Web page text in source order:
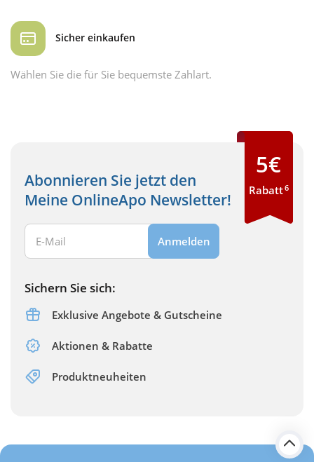
Sicher einkaufen
Wählen Sie die für Sie bequemste Zahlart.
Abonnieren Sie jetzt den
Meine OnlineApo Newsletter!
Ihre E-Mail Adresse:
Anmelden
Sichern Sie sich:
Exklusive Angebote & Gutscheine
Aktionen & Rabatte
Produktneuheiten
5€
Rabatt6